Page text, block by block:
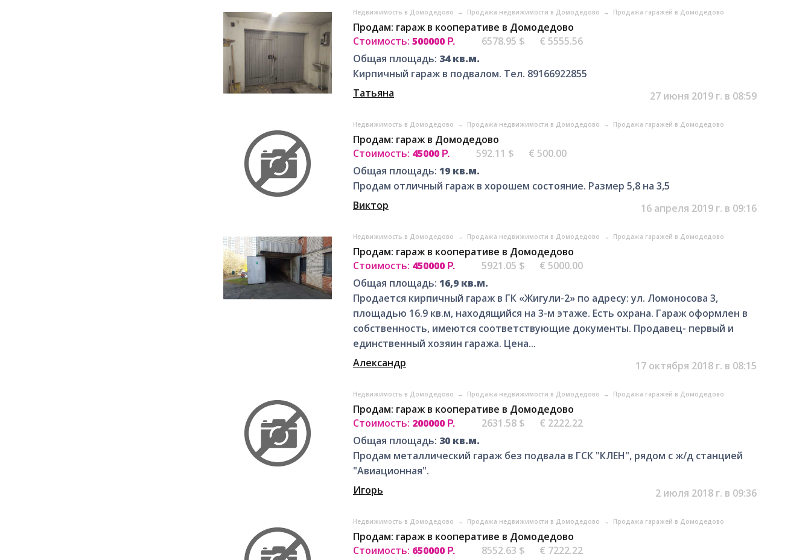
Недвижимость в Домодедово → Продажа недвижимости в Домодедово → Продажа гаражей в Домодедово
Продам: гараж в кооперативе в Домодедово
Стоимость: 500000 Р. 6578.95 $
€ 5555.56
Общая площадь: 34 кв.м.
Кирпичный гараж в подвалом. Тел. 89166922855
Татьяна
27 июня 2019 г. в 08:59
Недвижимость в Домодедово → Продажа недвижимости в Домодедово → Продажа гаражей в Домодедово
Продам: гараж в Домодедово
Стоимость: 45000 Р. 592.11 $
€ 500.00
Общая площадь: 19 кв.м.
Продам отличный гараж в хорошем состояние. Размер 5,8 на 3,5
Виктор
16 апреля 2019 г. в 09:16
Недвижимость в Домодедово → Продажа недвижимости в Домодедово → Продажа гаражей в Домодедово
Продам: гараж в кооперативе в Домодедово
Стоимость: 450000 Р. 5921.05 $
€ 5000.00
Общая площадь: 16,9 кв.м.
Продается кирпичный гараж в ГК «Жигули-2» по адресу: ул. Ломоносова 3,
площадью 16.9 кв.м, находящийся на 3-м этаже. Есть охрана. Гараж оформлен в
собственность, имеются соответствующие документы. Продавец- первый и
единственный хозяин гаража. Цена...
Александр
17 октября 2018 г. в 08:15
Недвижимость в Домодедово → Продажа недвижимости в Домодедово → Продажа гаражей в Домодедово
Продам: гараж в кооперативе в Домодедово
Стоимость: 200000 Р. 2631.58 $
€ 2222.22
Общая площадь: 30 кв.м.
Продам металлический гараж без подвала в ГСК "КЛЕН", рядом с ж/д станцией
"Авиационная".
Игорь
2 июля 2018 г. в 09:36
Недвижимость в Домодедово → Продажа недвижимости в Домодедово → Продажа гаражей в Домодедово
Продам: гараж в кооперативе в Домодедово
Стоимость: 650000 Р. 8552.63 $
€ 7222.22